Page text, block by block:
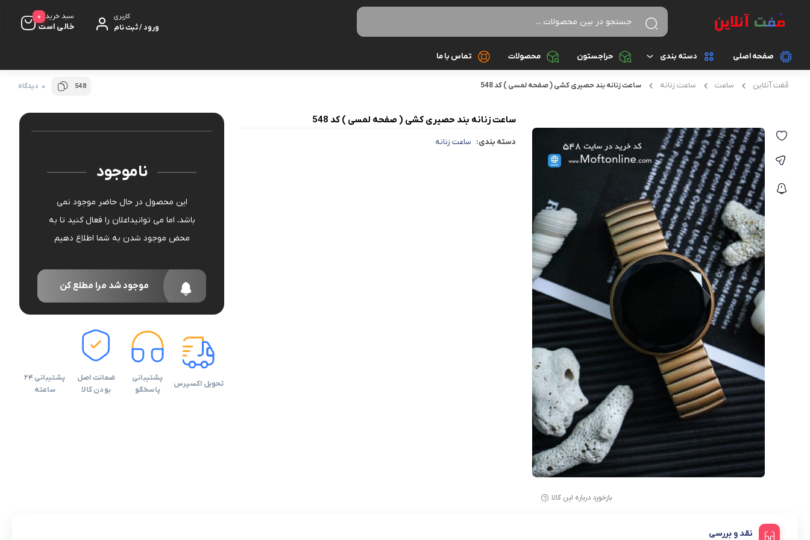
کاربری
ورود / ثبت نام
سبد خرید
خالی است
0
صفحه اصلی دسته بندی
پوشاک زنانه
ست زنانه
سوئیشرت
تیشرت لانگ
شلوار
دستبند
ساعت
کفش زنانه
کفش مردانه
کوله پشتی
کیف اداری
کیف زنانه
حراجستون محصولات تماس با ما
مُفت آنلاین ساعت ساعت زنانه ساعت زنانه بند حصیری کشی ( صفحه لمسی ) کد 548 548 0 دیدگاه
بازخورد درباره این کالا
ساعت زنانه بند حصیری کشی ( صفحه لمسی ) کد 548
دسته بندی: ساعت زنانه
ناموجود
این محصول در حال حاضر موجود نمی
باشد، اما می توانیداعلان را فعال کنید تا به
محض موجود شدن به شما اطلاع دهیم
موجود شد مرا مطلع کن
تحویل اکسپرس
پشتیبانی
پاسخگو
ضمانت اصل
بودن کالا
پشتیبانی 24
ساعته
نقد و بررسی